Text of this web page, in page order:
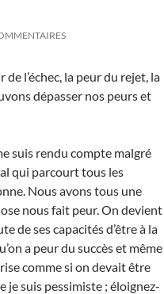
l’échec, la peur du rejet, la
dépasser nos peurs et
suis rendu compte malgré
qui parcourt tous les
Nous avons tous une
nous fait peur. On devient
de ses capacités d’être à la
a peur du succès et même
comme si on devait être
je suis pessimiste ; éloignez-